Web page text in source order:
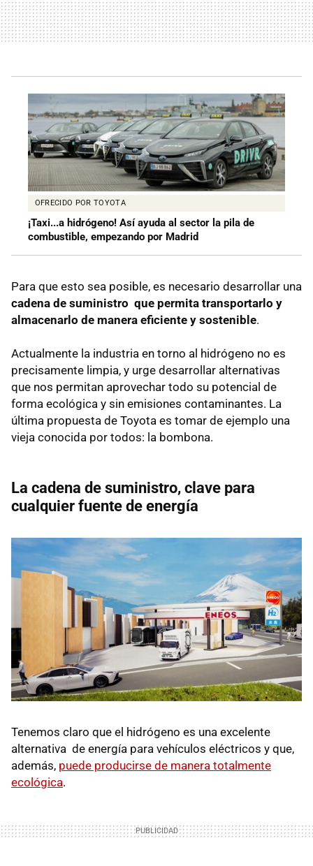
OFRECIDO POR TOYOTA
¡Taxi...a hidrógeno! Así ayuda al sector la pila de
combustible, empezando por Madrid
Para que esto sea posible, es necesario desarrollar una
cadena de suministro que permita transportarlo y
almacenarlo de manera eficiente y sostenible.
Actualmente la industria en torno al hidrógeno no es
precisamente limpia, y urge desarrollar alternativas
que nos permitan aprovechar todo su potencial de
forma ecológica y sin emisiones contaminantes. La
última propuesta de Toyota es tomar de ejemplo una
vieja conocida por todos: la bombona.
La cadena de suministro, clave para
cualquier fuente de energía
Tenemos claro que el hidrógeno es una excelente
alternativa de energía para vehículos eléctricos y que,
además, puede producirse de manera totalmente
ecológica.